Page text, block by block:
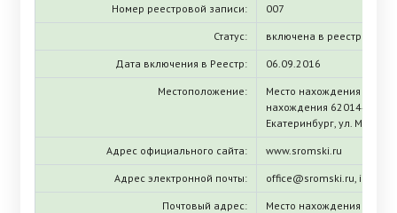
Номер реестровой записи: 007
Статус: включена в реестр
Дата включения в Реестр: 06.09.2016
Местоположение:
Место нахождения
нахождения 620144,
Екатеринбург, ул.
Адрес официального сайта: www.sromski.ru
Адрес электронной почты: office@sromski.ru,
Почтовый адрес:
Место нахождения